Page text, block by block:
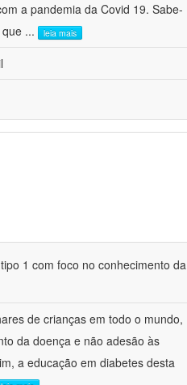
a pandemia da Covid 19. Sabe-
... leia mais
1 com foco no conhecimento da
de crianças em todo o mundo,
da doença e não adesão às
a educação em diabetes desta